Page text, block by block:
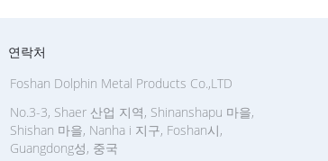
연락처
Foshan Dolphin Metal Products Co.,LTD
No.3-3, Shaer 산업 지역, Shinanshapu 마을,
Shishan 마을, Nanha i 지구, Foshan시,
Guangdong성, 중국